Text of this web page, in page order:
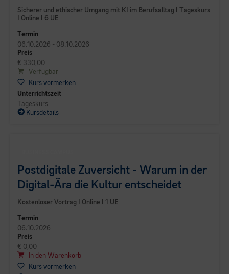
Sicherer und ethischer Umgang mit KI im Berufsalltag I Tageskurs
I Online I 6 UE
Termin
06.10.2026 - 08.10.2026
Preis
€ 330,00
Verfügbar
Kurs vormerken
Unterrichtszeit
Tageskurs
Kursdetails
Postdigitale Zuversicht - Warum in der
Digital-Ära die Kultur entscheidet
Kostenloser Vortrag I Online I 1 UE
Termin
06.10.2026
Preis
€ 0,00
In den Warenkorb
Kurs vormerken